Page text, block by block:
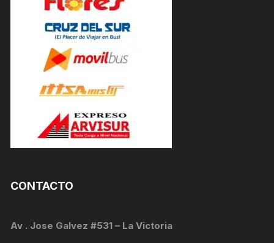
CONTACTO
Av . Jose Galvez #531 – La Victoria